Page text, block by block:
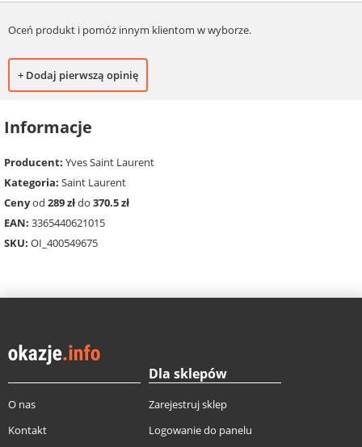
Oceń produkt i pomóż innym klientom w wyborze.
+ Dodaj pierwszą opinię
Informacje
Producent: Yves Saint Laurent
Kategoria: Saint Laurent
Cenyod 289 złdo 370.5 zł
EAN: 3365440621015
SKU: OI_400549675
O nas
Kontakt
Dla sklepów
Zarejestruj sklep
Logowanie do panelu